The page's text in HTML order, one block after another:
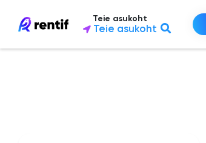
Teie asukoht
Teie asukoht